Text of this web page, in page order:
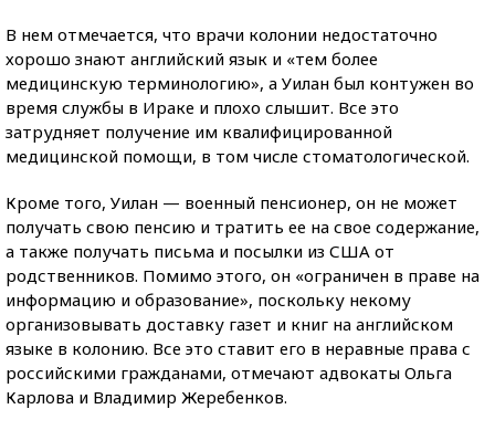
В нем отмечается, что врачи колонии недостаточно
хорошо знают английский язык и «тем более
медицинскую терминологию», а Уилан был контужен во
время службы в Ираке и плохо слышит. Все это
затрудняет получение им квалифицированной
медицинской помощи, в том числе стоматологической.
Кроме того, Уилан — военный пенсионер, он не может
получать свою пенсию и тратить ее на свое содержание,
а также получать письма и посылки из США от
родственников. Помимо этого, он «ограничен в праве на
информацию и образование», поскольку некому
организовывать доставку газет и книг на английском
языке в колонию. Все это ставит его в неравные права с
российскими гражданами, отмечают адвокаты Ольга
Карлова и Владимир Жеребенков.